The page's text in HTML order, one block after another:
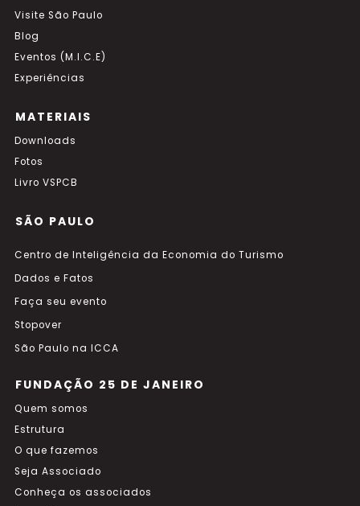
Visite São Paulo
Blog
Eventos (M.I.C.E)
Experiências
MATERIAIS
Downloads
Fotos
Livro VSPCB
SÃO PAULO
Centro de Inteligência da Economia do Turismo
Dados e Fatos
Faça seu evento
Stopover
São Paulo na ICCA
FUNDAÇÃO 25 DE JANEIRO
Quem somos
Estrutura
O que fazemos
Seja Associado
Conheça os associados